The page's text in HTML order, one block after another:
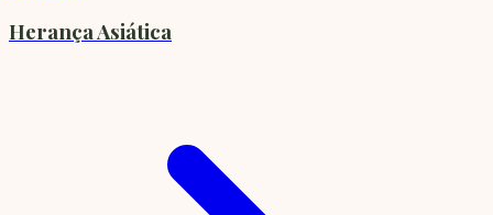
Herança Asiática